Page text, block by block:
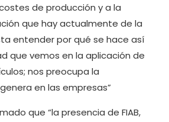
de producción y a la
que hay actualmente de la
entender por qué se hace así
que vemos en la aplicación de
nos preocupa la
en las empresas”
que “la presencia de FIAB,